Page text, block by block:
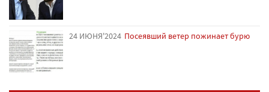
24 ИЮНЯ'2024 Посеявший ветер пожинает бурю